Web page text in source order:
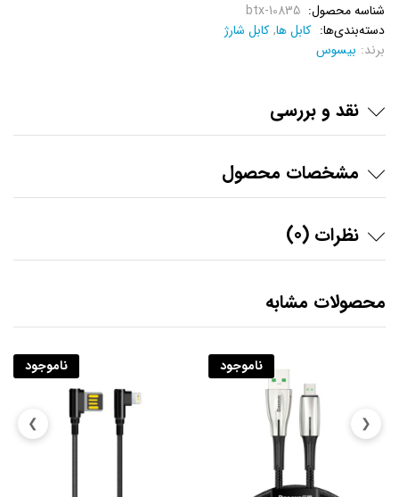
شناسه محصول: btx-10835
دسته‌بندی‌ها: کابل ها, کابل شارژ
برند: بیسوس
نقد و بررسی
مشخصات محصول
نظرات (0)
محصولات مشابه
ناموجود ناموجود
❯ ❮